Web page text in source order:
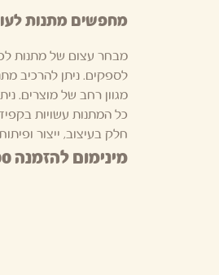
מחפשים מתנות
מבחר עצום של מתנות
לספקים. ניתן להרכיב
מגוון רחב של מוצרים.
כל המתנות עשויות
חלק בעיצוב, ייצור
מינימום להזמנה 500 ש"ח ממוצר. המחיר לא כולל מיתוג ומשלוח.